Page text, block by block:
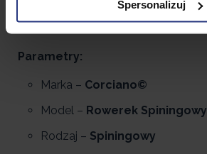
Spersonalizuj
Parametry:
Marka – Corciano©
Model – Rowerek Spiningowy
Rodzaj – Spiningowy